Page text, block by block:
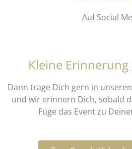
Auf Social
Kleine
Dann trage Dich gern in
und wir erinnern Dich, sobald
Füge das Event zu